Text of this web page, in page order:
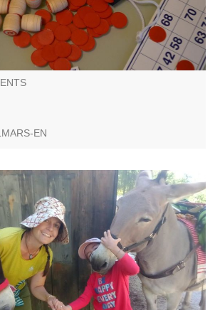
EN
les ânes d'Émilie, son métier d'ânière et
à ses amis aux longues oreilles.
pansage, balade avec les ânes ,
sur cet animal attachant !